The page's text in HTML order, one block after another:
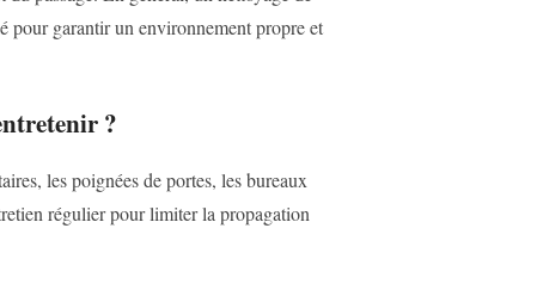
pour garantir un environnement propre et
?
les poignées de portes, les bureaux
régulier pour limiter la propagation